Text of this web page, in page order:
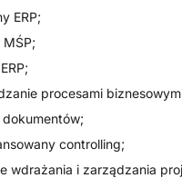
ERP;
procesami
controlling;
i zarządzania